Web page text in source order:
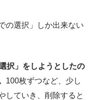
の選択」しか出来ない
択」をしようとしたの
100枚ずつなど、少し
していき、削除すると